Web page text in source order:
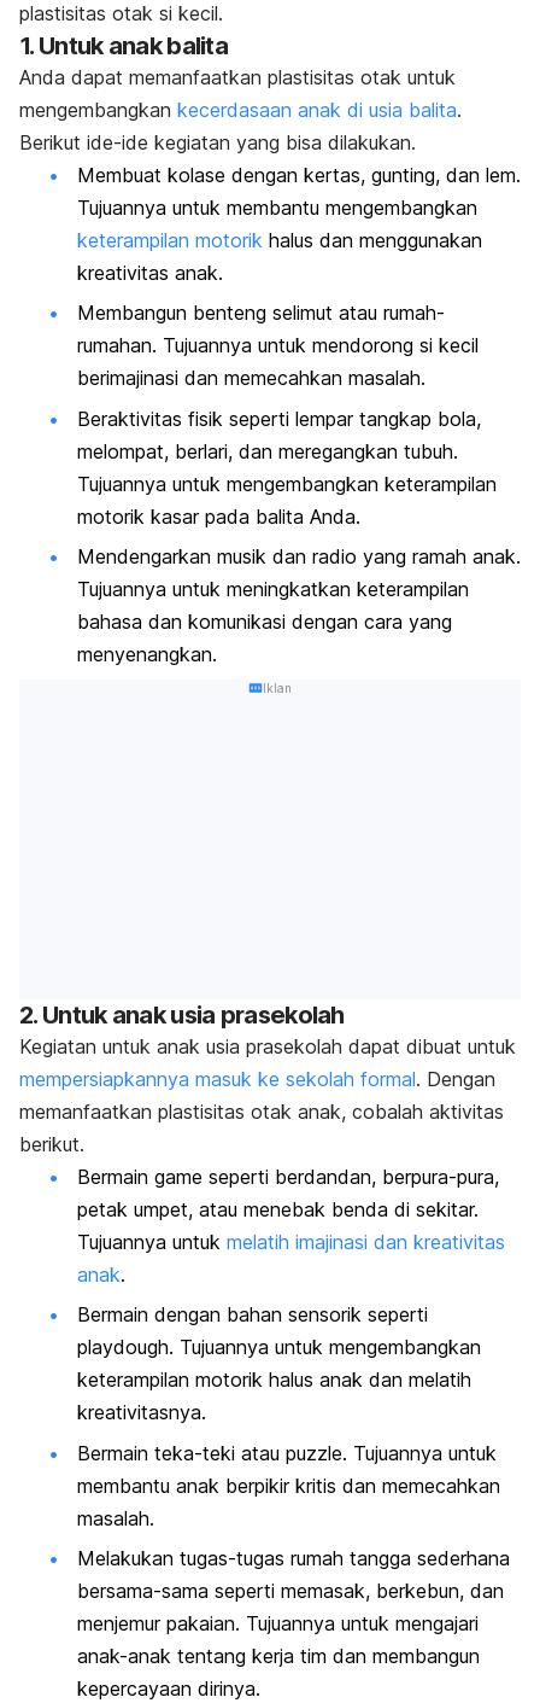
plastisitas otak si kecil.
1. Untuk anak balita
Anda dapat memanfaatkan plastisitas otak untuk
mengembangkan kecerdasaan anak di usia balita.
Berikut ide-ide kegiatan yang bisa dilakukan.
Membuat kolase dengan kertas, gunting, dan lem.
Tujuannya untuk membantu mengembangkan
keterampilan motorik halus dan menggunakan
kreativitas anak.
Membangun benteng selimut atau rumah-
rumahan. Tujuannya untuk mendorong si kecil
berimajinasi dan memecahkan masalah.
Beraktivitas fisik seperti lempar tangkap bola,
melompat, berlari, dan meregangkan tubuh.
Tujuannya untuk mengembangkan keterampilan
motorik kasar pada balita Anda.
Mendengarkan musik dan radio yang ramah anak.
Tujuannya untuk meningkatkan keterampilan
bahasa dan komunikasi dengan cara yang
menyenangkan.
Iklan
2. Untuk anak usia prasekolah
Kegiatan untuk anak usia prasekolah dapat dibuat untuk
mempersiapkannya masuk ke sekolah formal. Dengan
memanfaatkan plastisitas otak anak, cobalah aktivitas
berikut.
Bermain game seperti berdandan, berpura-pura,
petak umpet, atau menebak benda di sekitar.
Tujuannya untuk melatih imajinasi dan kreativitas
anak.
Bermain dengan bahan sensorik seperti
playdough. Tujuannya untuk mengembangkan
keterampilan motorik halus anak dan melatih
kreativitasnya.
Bermain teka-teki atau puzzle. Tujuannya untuk
membantu anak berpikir kritis dan memecahkan
masalah.
Melakukan tugas-tugas rumah tangga sederhana
bersama-sama seperti memasak, berkebun, dan
menjemur pakaian. Tujuannya untuk mengajari
anak-anak tentang kerja tim dan membangun
kepercayaan dirinya.